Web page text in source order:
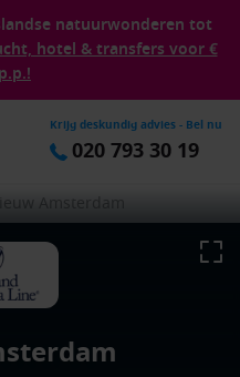
natuurwonderen tot
hotel & transfers voor €
Krijg deskundig advies - Bel nu
020 793 30 19
Amsterdam